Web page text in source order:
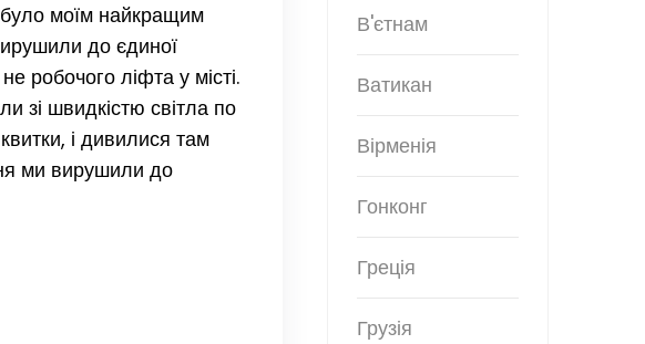
моїм найкращим
до єдиної
робочого ліфта у місті.
зі швидкістю світла по
і дивилися там
ми вирушили до
В'єтнам
Ватикан
Вірменія
Гонконг
Греція
Грузія